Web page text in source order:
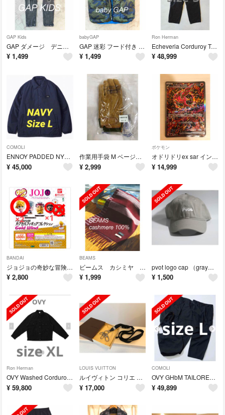
GAP Kids
GAP ダメージ デニム ブラック6 EASY TAPER グレー 長ズボン
¥ 1,499
babyGAP
GAP 迷彩 フード付き 中綿ベストキッズ 4years 4歳 110〜120
¥ 1,499
Ron Herman
Echeveria Corduroy Torouthers OVY kaja W
¥ 48,999
COMOLI
ENNOY PADDED NYLON COACH JACKET (NAVY)L
¥ 45,000
作業用手袋 M ベージュ 消防 救助 レスキュー セイバーズ fs japan
¥ 2,999
ポケモン
オドリドリex sar インフェルノX ポケモンカードゲーム
¥ 14,999
BANDAI
ジョジョの奇妙な冒険 ゴールドウィンド フィギュアセット
¥ 2,800
BEAMS
ビームス カシミヤ ストライプ マフラー バーガンディ ユニセックス
¥ 1,999
pvot logo cap （gray）グレーキャップ
¥ 1,500
Ron Herman
OVY Washed Corduroy Wide Relax Jacket bk
¥ 59,800
LOUIS VUITTON
ルイヴィトン コリエ ポルトクレ タイガ ネックストラップ キーリング メンズ可
¥ 17,000
COMOLI
OVY GHbM TAILORED SETUP+BAG ブラック L
¥ 49,899